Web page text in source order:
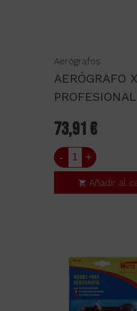
Aerógrafos
AERÓGRAFO
PROFESIONAL
73,91 €
- +
Añadir al